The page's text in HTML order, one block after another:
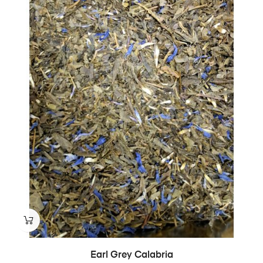
Earl Grey Calabria